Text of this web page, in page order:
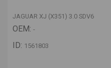
JAGUAR XJ (X351) 3.0 SDV6
OEM: -
ID: 1561803